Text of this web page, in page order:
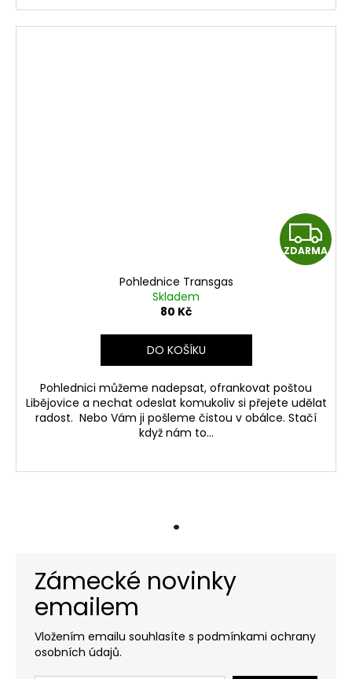
Z
D
A
ZDARMA
Pohlednice Transgas
Skladem
80 Kč
DO KOŠÍKU
Pohlednici můžeme nadepsat, ofrankovat poštou
Libějovice a nechat odeslat komukoliv si přejete udělat
radost. Nebo Vám ji pošleme čistou v obálce. Stačí
když nám to...
.
Zámecké novinky
emailem
Vložením emailu souhlasíte s podmínkami ochrany
osobních údajů.